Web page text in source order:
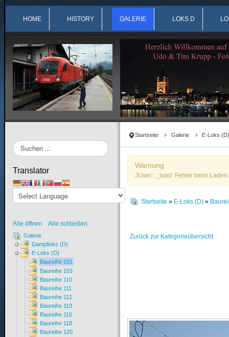
HOME HISTORY GALERIE LOKS D
Startseite Galerie E-Loks (D)
Warnung
JUser: :_load: Fehler beim
Startseite » E-Loks (D) »
Zurück zur Kategorieübersicht
Suchen
...
Translator
Alle öffnen Alle schließen
Galerie
Dampfloks (D)
E-Loks (D)
Baureihe 101
Baureihe 103
Baureihe 110
Baureihe 111
Baureihe 112
Baureihe 113
Baureihe 115
Baureihe 118
Baureihe 120